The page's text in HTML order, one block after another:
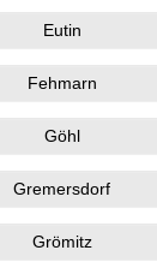
Eutin
Fehmarn
Göhl
Gremersdorf
Grömitz